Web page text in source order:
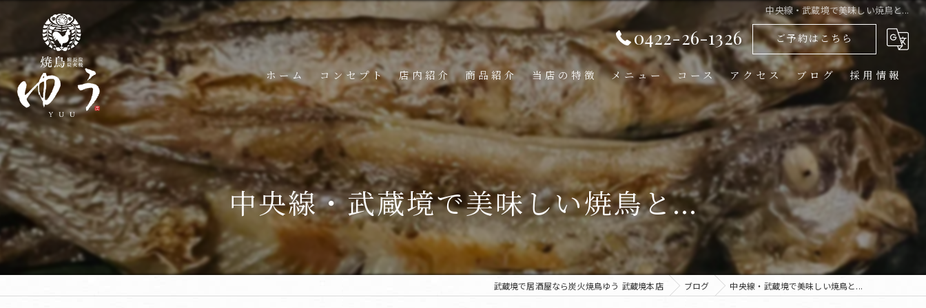
中央線・武蔵境で美味しい焼鳥と...
0422-26-1326 ご予約はこちら
ホーム コンセプト 店内紹介 商品紹介 当店の特徴 メニュー コース アクセス ブログ 採用情報
中央線・武蔵境で美味しい焼鳥と...
武蔵境で居酒屋なら炭火焼鳥ゆう 武蔵境本店 ブログ 中央線・武蔵境で美味しい焼鳥と...